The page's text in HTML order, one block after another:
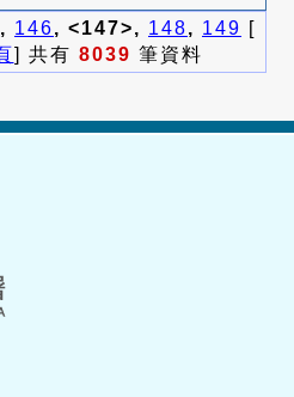
, 146, <147>, 148, 149 [
] 共有 8039 筆資料